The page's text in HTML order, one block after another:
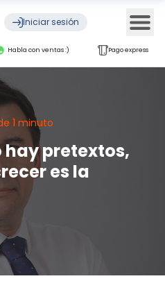
Iniciar sesión
Habla con ventas :) Pago express
1 minuto
hay pretextos,
es la